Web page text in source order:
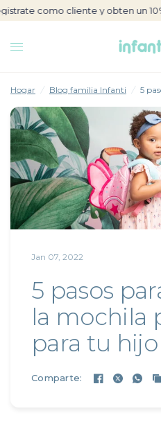
como cliente y obten un
Hogar / Blog familia Infanti / 5
Jan 07, 2022
5 pasos
la mochila
para tu hijo
Comparte: